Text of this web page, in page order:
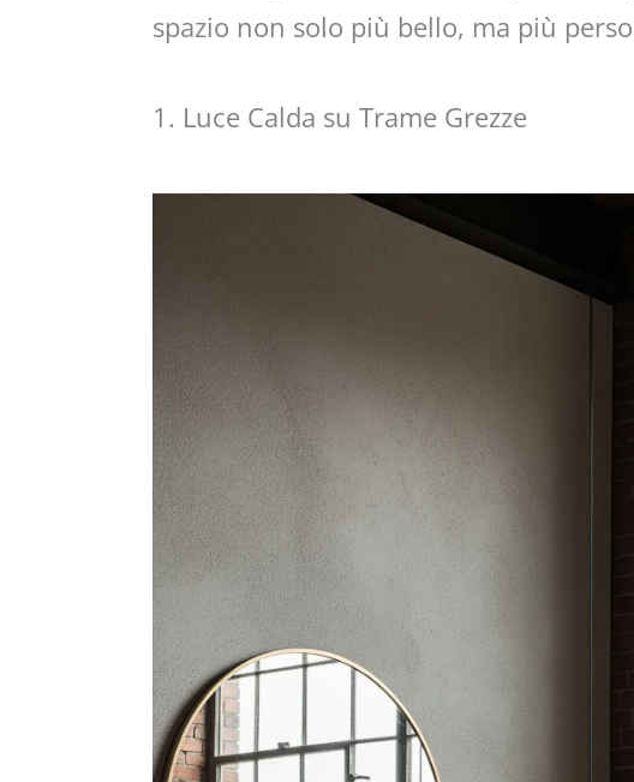
spazio non solo più bello, ma più
1. Luce Calda su Trame Grezze